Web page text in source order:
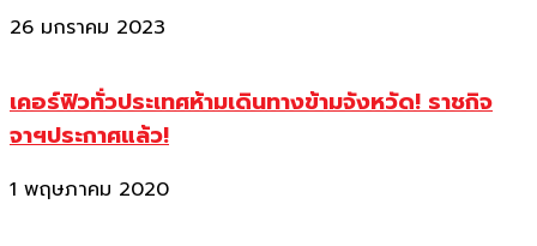
26 มกราคม 2023
เคอร์ฟิวทั่วประเทศห้ามเดินทางข้ามจังหวัด! ราชกิจ
จาฯประกาศแล้ว!
1 พฤษภาคม 2020